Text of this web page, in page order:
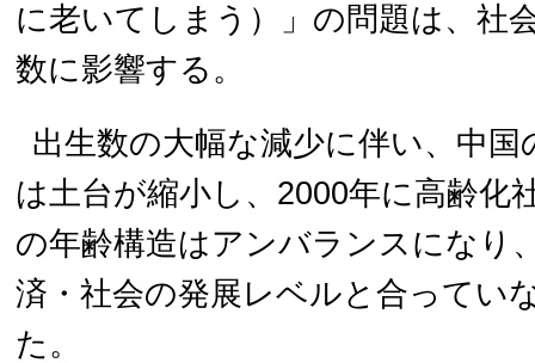
に老いてしまう）」の問題は、社
数に影響する。
出生数の大幅な減少に伴い、中
は土台が縮小し、2000年に高齢化
の年齢構造はアンバランスになり
済・社会の発展レベルと合ってい
た。